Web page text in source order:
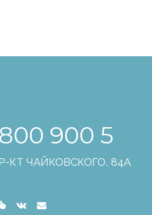
900 5
КТ ЧАЙКОВСКОГО, 84А